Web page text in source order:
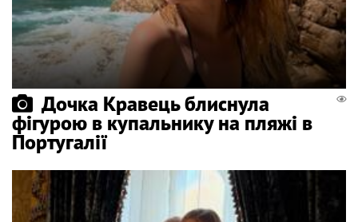
Дочка Кравець блиснула
фігурою в купальнику на пляжі в
Португалії